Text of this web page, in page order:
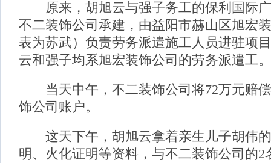
原来，胡旭云与强子务工的保利国际广
不二装饰公司承建，由益阳市赫山区旭宏
表为苏武）负责劳务派遣施工人员进驻项
云和强子均系旭宏装饰公司的劳务派遣工。
当天中午，不二装饰公司将72万元赔
饰公司账户。
这天下午，胡旭云拿着亲生儿子胡伟的
明、火化证明等资料，与不二装饰公司的2